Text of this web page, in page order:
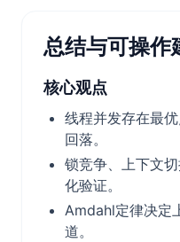
总结与可操作
核心观点
线程并发存在最
回落。
锁竞争、上下文
化验证。
Amdahl定律决定
道。